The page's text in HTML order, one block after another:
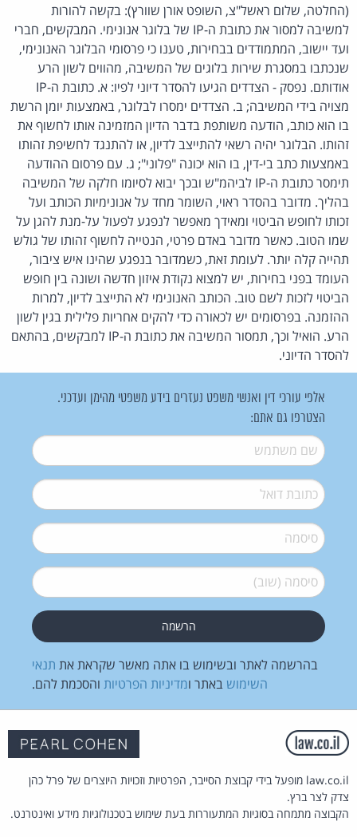
(החלטה, שלום ראשל"צ, השופט אורן שוורץ): בקשה להורות
למשיבה למסור את כתובת ה-IP של בלוגר אנונימי. המבקשים, חברי
ועד יישוב, המתמודדים בבחירות, טענו כי פרסומי הבלוגר האנונימי,
שנכתבו במסגרת שירות בלוגים של המשיבה, מהווים לשון הרע
אודותם. נפסק - הצדדים הגיעו להסדר דיוני לפיו: א. כתובת ה-IP
מצויה בידי המשיבה; ב. הצדדים ימסרו לבלוגר, באמצעות יומן הרשת
בו הוא כותב, הודעה משותפת בדבר הדיון המזמינה אותו לחשוף את
זהותו. הבלוגר יהיה רשאי להתייצב לדיון, או להתנגד לחשיפת זהותו
באמצעות כתב בי-דין, בו הוא יכונה "פלוני"; ג. עם פרסום ההודעה
תימסר כתובת ה-IP לביהמ"ש ובכך יבוא לסיומו חלקה של המשיבה
בהליך. מדובר בהסדר ראוי, השומר מחד על אנונימיות הכותב ועל
זכותו לחופש הביטוי ומאידך מאפשר לנפגע לפעול על-מנת להגן על
שמו הטוב. כאשר מדובר באדם פרטי, הנטייה לחשוף זהותו של גולש
תהייה קלה יותר. לעומת זאת, כשמדובר בנפגע שהינו איש ציבור,
העומד בפני בחירות, יש למצוא נקודת איזון חדשה ושונה בין חופש
הביטוי לזכות לשם טוב. הכותב האנונימי לא התייצב לדיון, למרות
ההזמנה. בפרסומים יש לכאורה כדי להקים אחריות פלילית בגין לשון
הרע. הואיל וכך, תמסור המשיבה את כתובת ה-IP למבקשים, בהתאם
להסדר הדיוני.
אלפי עורכי דין ואנשי משפט נעזרים בידע משפטי מהימן ועדכני.
הצטרפו גם אתם:
שם משתמש*
דואל*
סיסמה*
סיסמה (שוב)*
בהרשמה לאתר ובשימוש בו אתה מאשר שקראת את תנאי
השימוש באתר ומדיניות הפרטיות והסכמת להם.
law.co.il מופעל בידי קבוצת הסייבר, הפרטיות וזכויות היוצרים של פרל כהן
צדק לצר ברץ.
הקבוצה מתמחה בסוגיות המתעוררות בעת שימוש בטכנולוגיות מידע ואינטרנט.